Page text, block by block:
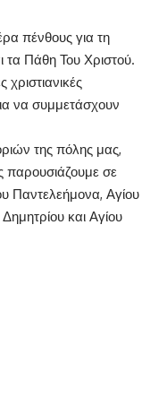
πένθους για τη
τα Πάθη Του Χριστού.
χριστιανικές
να συμμετάσχουν
της πόλης μας,
παρουσιάζουμε σε
Παντελεήμονα, Αγίου
και Αγίου